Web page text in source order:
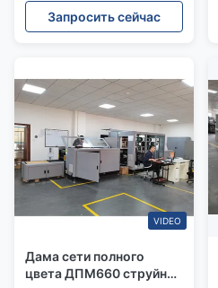
двусторонней печати
Запросить сейчас
VIDEO
Дама сети полного
цвета ДПМ660 струйная